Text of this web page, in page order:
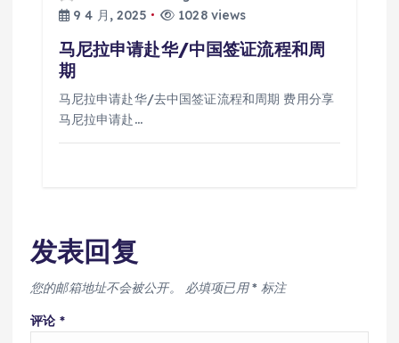
9 4 月, 2025
1028 views
马尼拉申请赴华/中国签证流程和周
期
马尼拉申请赴华/去中国签证流程和周期 费用分享
马尼拉申请赴…
发表回复
您的邮箱地址不会被公开。 必填项已用* 标注
评论 *